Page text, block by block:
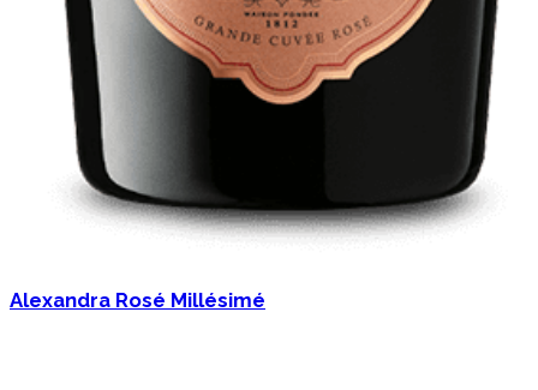
Alexandra Rosé Millésimé